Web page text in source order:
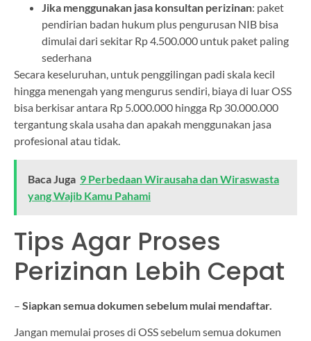
Jika menggunakan jasa konsultan perizinan: paket
pendirian badan hukum plus pengurusan NIB bisa
dimulai dari sekitar Rp 4.500.000 untuk paket paling
sederhana
Secara keseluruhan, untuk penggilingan padi skala kecil
hingga menengah yang mengurus sendiri, biaya di luar OSS
bisa berkisar antara Rp 5.000.000 hingga Rp 30.000.000
tergantung skala usaha dan apakah menggunakan jasa
profesional atau tidak.
Baca Juga 9 Perbedaan Wirausaha dan Wiraswasta
yang Wajib Kamu Pahami
Tips Agar Proses
Perizinan Lebih Cepat
– Siapkan semua dokumen sebelum mulai mendaftar.
Jangan memulai proses di OSS sebelum semua dokumen